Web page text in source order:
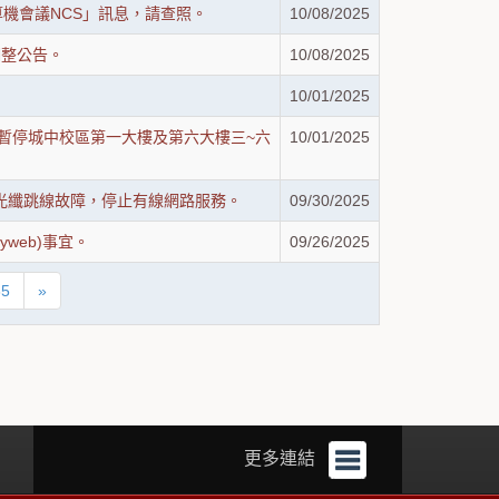
會議NCS」訊息，請查照。 10/08/2025
公告。 10/08/2025
10/01/2025
停城中校區第一大樓及第六大樓三~六 10/01/2025
跳線故障，停止有線網路服務。 09/30/2025
事宜。 09/26/2025
»
更多連結